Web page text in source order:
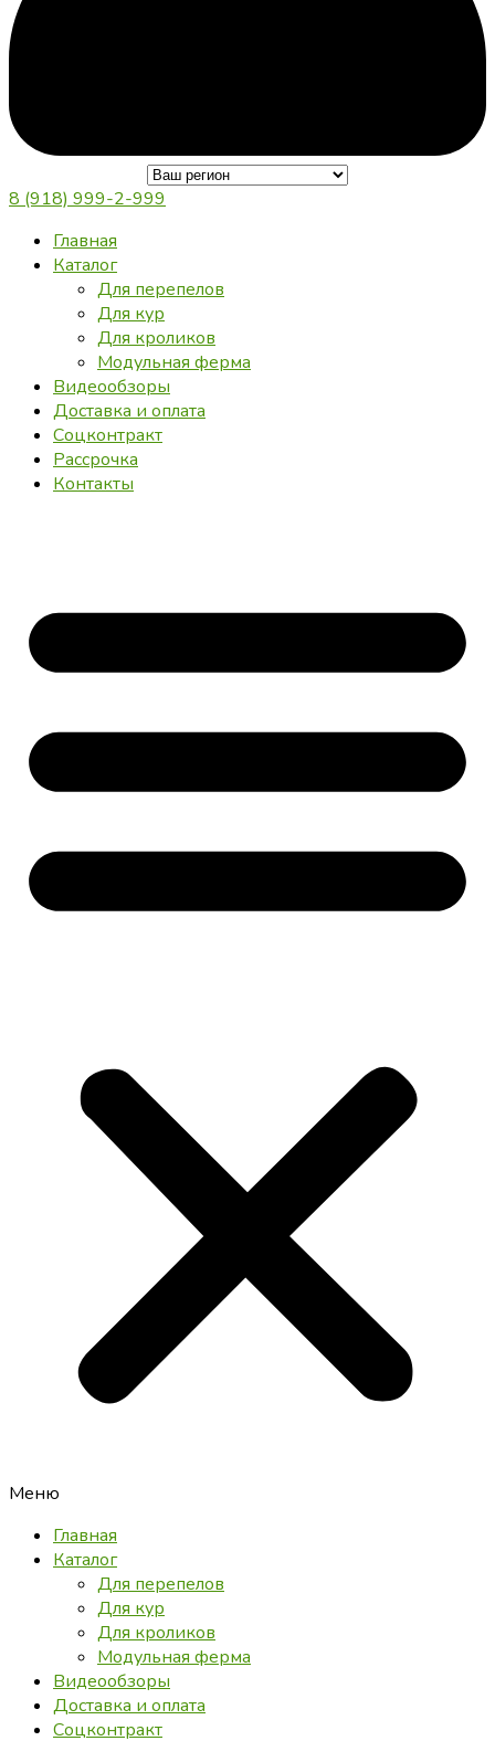
8 (918) 999-2-999
Главная
Каталог
Для перепелов
Для кур
Для кроликов
Модульная ферма
Видеообзоры
Доставка и оплата
Соцконтракт
Рассрочка
Контакты
Меню
Главная
Каталог
Для перепелов
Для кур
Для кроликов
Модульная ферма
Видеообзоры
Доставка и оплата
Соцконтракт